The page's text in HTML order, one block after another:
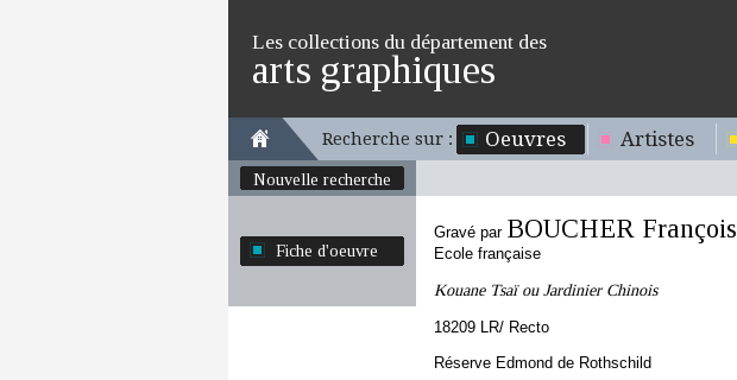
Les collections du département des
arts graphiques
Recherche sur : Oeuvres Artistes
Nouvelle recherche
Fiche d'oeuvre
Gravé par BOUCHER François
Ecole française
Kouane Tsaï ou Jardinier Chinois
18209 LR/ Recto
Réserve Edmond de Rothschild